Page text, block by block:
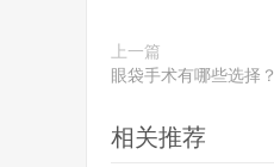
上一篇
眼袋手术有哪些选择？
相关推荐